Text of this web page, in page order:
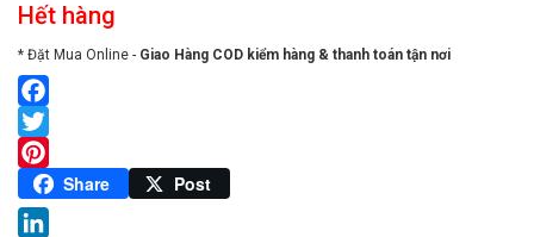
Hết hàng
* Đặt Mua Online - Giao Hàng COD kiểm hàng & thanh toán tận nơi
Facebook
Twitter
Pinterest
Share Post